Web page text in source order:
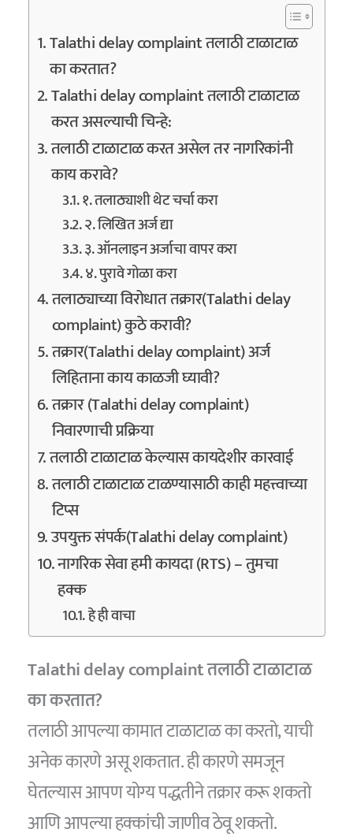
Talathi delay complaint तलाठी टाळाटाळ
का करतात?
Talathi delay complaint तलाठी टाळाटाळ
करत असल्याची चिन्हे:
तलाठी टाळाटाळ करत असेल तर नागरिकांनी
काय करावे?
१. तलाठ्याशी थेट चर्चा करा
२. लिखित अर्ज द्या
३. ऑनलाइन अर्जाचा वापर करा
४. पुरावे गोळा करा
तलाठ्याच्या विरोधात तक्रार(Talathi delay
complaint) कुठे करावी?
तक्रार(Talathi delay complaint) अर्ज
लिहिताना काय काळजी घ्यावी?
तक्रार (Talathi delay complaint)
निवारणाची प्रक्रिया
तलाठी टाळाटाळ केल्यास कायदेशीर कारवाई
तलाठी टाळाटाळ टाळण्यासाठी काही महत्त्वाच्या
टिप्स
उपयुक्त संपर्क(Talathi delay complaint)
नागरिक सेवा हमी कायदा (RTS) – तुमचा
हक्क
हे ही वाचा
Talathi delay complaint तलाठी टाळाटाळ
का करतात?
तलाठी आपल्या कामात टाळाटाळ का करतो, याची
अनेक कारणे असू शकतात. ही कारणे समजून
घेतल्यास आपण योग्य पद्धतीने तक्रार करू शकतो
आणि आपल्या हक्कांची जाणीव ठेवू शकतो.